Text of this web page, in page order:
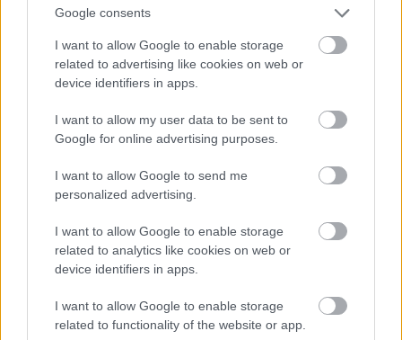
Google consents
I want to allow Google to enable storage
related to advertising like cookies on web or
device identifiers in apps.
I want to allow my user data to be sent to
Google for online advertising purposes.
I want to allow Google to send me
personalized advertising.
I want to allow Google to enable storage
related to analytics like cookies on web or
device identifiers in apps.
I want to allow Google to enable storage
related to functionality of the website or app.